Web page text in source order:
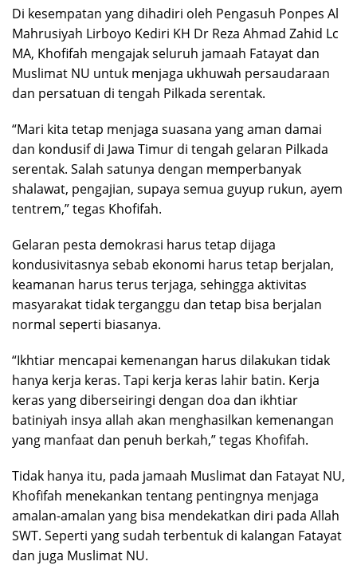
Di kesempatan yang dihadiri oleh Pengasuh Ponpes Al
Mahrusiyah Lirboyo Kediri KH Dr Reza Ahmad Zahid Lc
MA, Khofifah mengajak seluruh jamaah Fatayat dan
Muslimat NU untuk menjaga ukhuwah persaudaraan
dan persatuan di tengah Pilkada serentak.
“Mari kita tetap menjaga suasana yang aman damai
dan kondusif di Jawa Timur di tengah gelaran Pilkada
serentak. Salah satunya dengan memperbanyak
shalawat, pengajian, supaya semua guyup rukun, ayem
tentrem,” tegas Khofifah.
Gelaran pesta demokrasi harus tetap dijaga
kondusivitasnya sebab ekonomi harus tetap berjalan,
keamanan harus terus terjaga, sehingga aktivitas
masyarakat tidak terganggu dan tetap bisa berjalan
normal seperti biasanya.
“Ikhtiar mencapai kemenangan harus dilakukan tidak
hanya kerja keras. Tapi kerja keras lahir batin. Kerja
keras yang diberseiringi dengan doa dan ikhtiar
batiniyah insya allah akan menghasilkan kemenangan
yang manfaat dan penuh berkah,” tegas Khofifah.
Tidak hanya itu, pada jamaah Muslimat dan Fatayat NU,
Khofifah menekankan tentang pentingnya menjaga
amalan-amalan yang bisa mendekatkan diri pada Allah
SWT. Seperti yang sudah terbentuk di kalangan Fatayat
dan juga Muslimat NU.